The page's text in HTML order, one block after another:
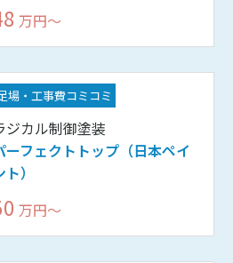
万円〜
場・工事費コミコミ
ジカル制御塗装
ーフェクトトップ（日本ペイ
ト）
万円〜